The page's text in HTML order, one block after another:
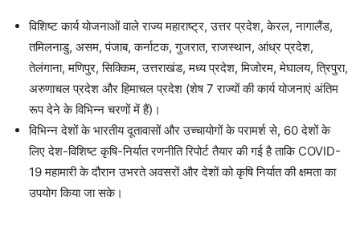
विशिष्ट कार्य योजनाओं वाले राज्य महाराष्ट्र, उत्तर प्रदेश, केरल, नागालैंड,
तमिलनाडु, असम, पंजाब, कर्नाटक, गुजरात, राजस्थान, आंध्र प्रदेश,
तेलंगाना, मणिपुर, सिक्किम, उत्तराखंड, मध्य प्रदेश, मिजोरम, मेघालय, त्रिपुरा,
अरुणाचल प्रदेश और हिमाचल प्रदेश (शेष 7 राज्यों की कार्य योजनाएं अंतिम
रूप देने के विभिन्न चरणों में हैं)।
विभिन्न देशों के भारतीय दूतावासों और उच्चायोगों के परामर्श से, 60 देशों के
लिए देश-विशिष्ट कृषि-निर्यात रणनीति रिपोर्ट तैयार की गई है ताकि COVID-
19 महामारी के दौरान उभरते अवसरों और देशों को कृषि निर्यात की क्षमता का
उपयोग किया जा सके।